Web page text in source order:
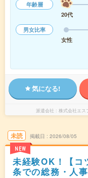
年齢層
20代
男女比率
女性
気になる!
派遣会社 株式会社エ
未読
NEW
掲載日 2026/08/05
未経験OK！【
条での総務・人